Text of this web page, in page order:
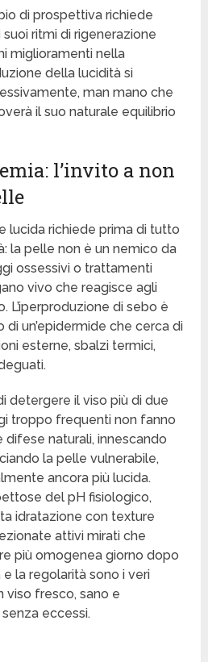
di prospettiva richiede
ritmi di rigenerazione
miglioramenti nella
della lucidità si
man mano che
il suo naturale equilibrio
l’invito a non
lucida richiede prima di tutto
la pelle non è un nemico da
ossessivi o trattamenti
vivo che reagisce agli
L’iperproduzione di sebo è
di un’epidermide che cerca di
esterne, sbalzi termici,
detergere il viso più di due
troppo frequenti non fanno
naturali, innescando
la pelle vulnerabile,
ancora più lucida.
del pH fisiologico,
idratazione con texture
attivi mirati che
più omogenea giorno dopo
la regolarità sono i veri
viso fresco, sano e
eccessi.